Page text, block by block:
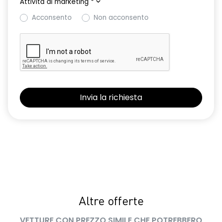
superamento del limite di velocità ISA
Selleria in TEP Microcloud con Logo Dacia riflettente
Sistema avanzato di rilevamento stato di vigilanza del
conducente con telecamera
Acconsento
Non acconsento
Altre offerte